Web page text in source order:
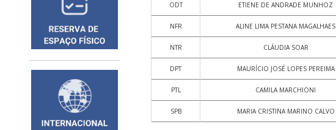
ODT ETIENE DE ANDRADE MUNHOZ
NFR ALINE LIMA PESTANA MAGALHAES
NTR CLÁUDIA SOAR
DPT MAURÍCIO JOSÉ LOPES PEREIMA
PTL CAMILA MARCHIONI
SPB MARIA CRISTINA MARINO CALVO